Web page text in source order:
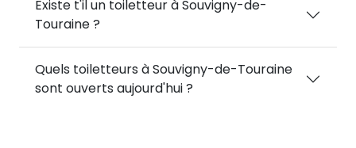
Existe t'il un toiletteur à Souvigny-de-
Touraine ?
Quels toiletteurs à Souvigny-de-Touraine
sont ouverts aujourd'hui ?